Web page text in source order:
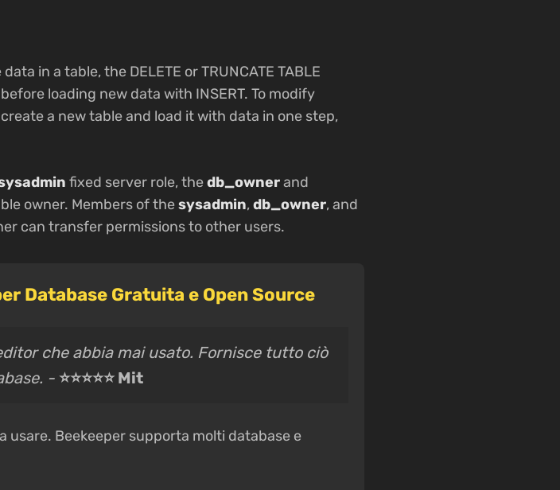
in a table, the DELETE or TRUNCATE TABLE
loading new data with INSERT. To modify
a new table and load it with data in one step,
fixed server role, thedb_ownerand
owner. Members of thesysadmin,db_owner, and
can transfer permissions to other users.
Database Gratuita e Open Source
che abbia mai usato. Fornisce tutto ciò
- ⭐⭐⭐⭐⭐ Mit
usare. Beekeeper supporta molti database e